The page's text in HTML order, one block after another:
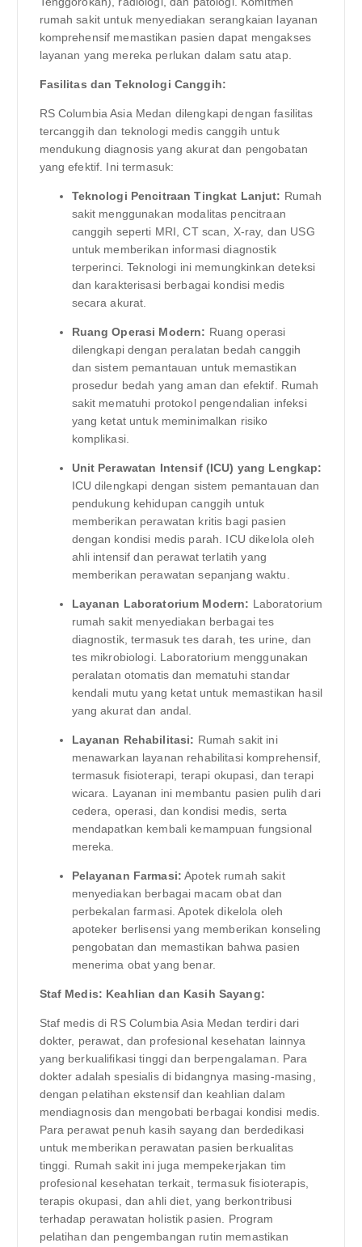
rumah sakit untuk menyediakan serangkaian layanan
komprehensif memastikan pasien dapat mengakses
layanan yang mereka perlukan dalam satu atap.
Fasilitas dan Teknologi Canggih:
RS Columbia Asia Medan dilengkapi dengan fasilitas
tercanggih dan teknologi medis canggih untuk
mendukung diagnosis yang akurat dan pengobatan
yang efektif. Ini termasuk:
Teknologi Pencitraan Tingkat Lanjut: Rumah
sakit menggunakan modalitas pencitraan
canggih seperti MRI, CT scan, X-ray, dan USG
untuk memberikan informasi diagnostik
terperinci. Teknologi ini memungkinkan deteksi
dan karakterisasi berbagai kondisi medis
secara akurat.
Ruang Operasi Modern: Ruang operasi
dilengkapi dengan peralatan bedah canggih
dan sistem pemantauan untuk memastikan
prosedur bedah yang aman dan efektif. Rumah
sakit mematuhi protokol pengendalian infeksi
yang ketat untuk meminimalkan risiko
komplikasi.
Unit Perawatan Intensif (ICU) yang Lengkap:
ICU dilengkapi dengan sistem pemantauan dan
pendukung kehidupan canggih untuk
memberikan perawatan kritis bagi pasien
dengan kondisi medis parah. ICU dikelola oleh
ahli intensif dan perawat terlatih yang
memberikan perawatan sepanjang waktu.
Layanan Laboratorium Modern: Laboratorium
rumah sakit menyediakan berbagai tes
diagnostik, termasuk tes darah, tes urine, dan
tes mikrobiologi. Laboratorium menggunakan
peralatan otomatis dan mematuhi standar
kendali mutu yang ketat untuk memastikan hasil
yang akurat dan andal.
Layanan Rehabilitasi: Rumah sakit ini
menawarkan layanan rehabilitasi komprehensif,
termasuk fisioterapi, terapi okupasi, dan terapi
wicara. Layanan ini membantu pasien pulih dari
cedera, operasi, dan kondisi medis, serta
mendapatkan kembali kemampuan fungsional
mereka.
Pelayanan Farmasi: Apotek rumah sakit
menyediakan berbagai macam obat dan
perbekalan farmasi. Apotek dikelola oleh
apoteker berlisensi yang memberikan konseling
pengobatan dan memastikan bahwa pasien
menerima obat yang benar.
Staf Medis: Keahlian dan Kasih Sayang:
Staf medis di RS Columbia Asia Medan terdiri dari
dokter, perawat, dan profesional kesehatan lainnya
yang berkualifikasi tinggi dan berpengalaman. Para
dokter adalah spesialis di bidangnya masing-masing,
dengan pelatihan ekstensif dan keahlian dalam
mendiagnosis dan mengobati berbagai kondisi medis.
Para perawat penuh kasih sayang dan berdedikasi
untuk memberikan perawatan pasien berkualitas
tinggi. Rumah sakit ini juga mempekerjakan tim
profesional kesehatan terkait, termasuk fisioterapis,
terapis okupasi, dan ahli diet, yang berkontribusi
terhadap perawatan holistik pasien. Program
pelatihan dan pengembangan rutin memastikan